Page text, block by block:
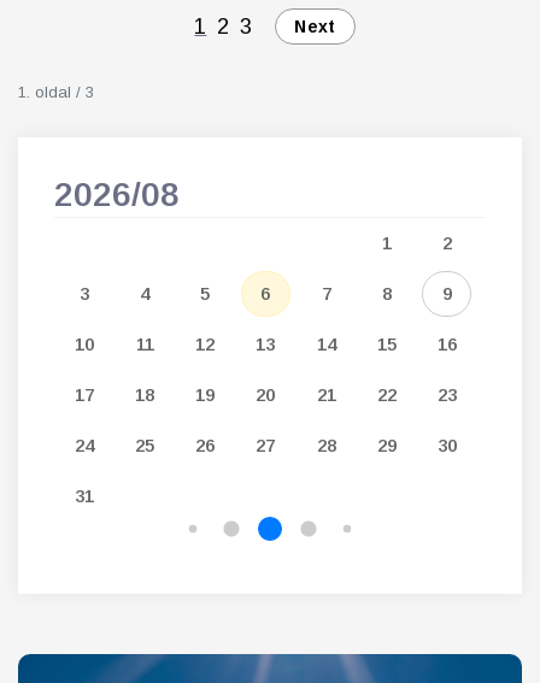
1 2 3 Next
1. oldal / 3
2026/08
1 2
3 4 5 6 7 8 9
10 11 12 13 14 15 16
17 18 19 20 21 22 23
24 25 26 27 28 29 30
31